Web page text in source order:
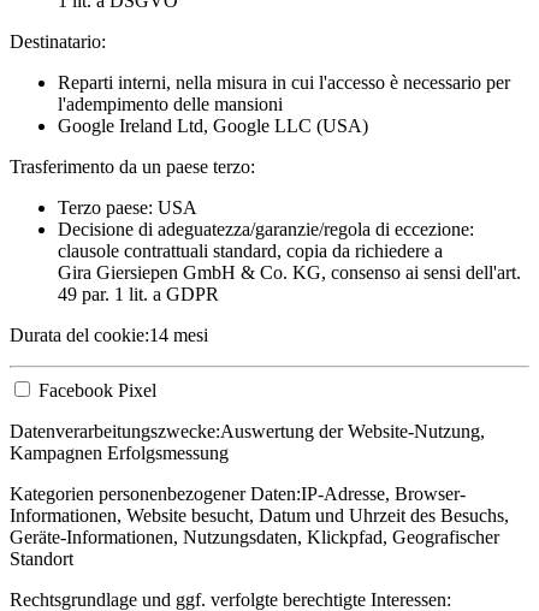
Destinatario:
Reparti interni, nella misura in cui l'accesso è necessario per
l'adempimento delle mansioni
Google Ireland Ltd, Google LLC (USA)
Trasferimento da un paese terzo:
Terzo paese: USA
Decisione di adeguatezza/garanzie/regola di eccezione:
clausole contrattuali standard, copia da richiedere a
Gira Giersiepen GmbH & Co. KG, consenso ai sensi dell'art.
49 par. 1 lit. a GDPR
Durata del cookie:14 mesi
Facebook Pixel
Datenverarbeitungszwecke:Auswertung der Website-Nutzung,
Kampagnen Erfolgsmessung
Kategorien personenbezogener Daten:IP-Adresse, Browser-
Informationen, Website besucht, Datum und Uhrzeit des Besuchs,
Geräte-Informationen, Nutzungsdaten, Klickpfad, Geografischer
Standort
Rechtsgrundlage und ggf. verfolgte berechtigte Interessen: